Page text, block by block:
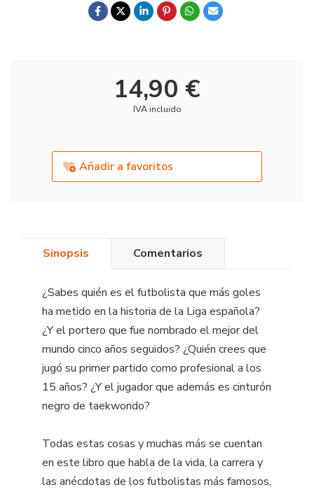
14,90 €
IVA incluido
Añadir a favoritos
Sinopsis Comentarios
¿Sabes quién es el futbolista que más goles
ha metido en la historia de la Liga española?
¿Y el portero que fue nombrado el mejor del
mundo cinco años seguidos? ¿Quién crees que
jugó su primer partido como profesional a los
15 años? ¿Y el jugador que además es cinturón
negro de taekwondo?
Todas estas cosas y muchas más se cuentan
en este libro que habla de la vida, la carrera y
las anécdotas de los futbolistas más famosos,